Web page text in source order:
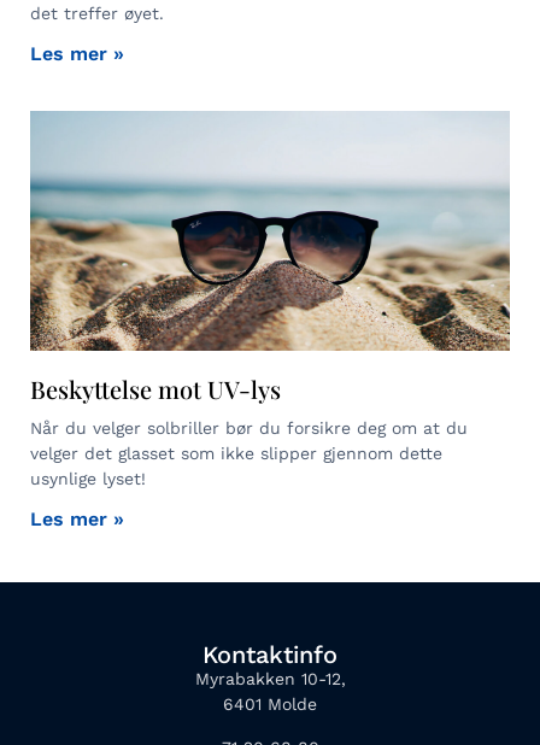
det treffer øyet.
Les mer »
Beskyttelse mot UV-lys
Når du velger solbriller bør du forsikre deg om at du
velger det glasset som ikke slipper gjennom dette
usynlige lyset!
Les mer »
Kontaktinfo
Myrabakken 10-12,
6401 Molde